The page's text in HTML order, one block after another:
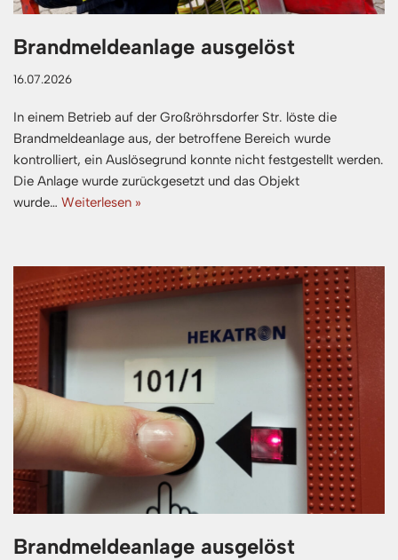
Brandmeldeanlage ausgelöst
16.07.2026
In einem Betrieb auf der Großröhrsdorfer Str. löste die
Brandmeldeanlage aus, der betroffene Bereich wurde
kontrolliert, ein Auslösegrund konnte nicht festgestellt werden.
Die Anlage wurde zurückgesetzt und das Objekt
wurde… Weiterlesen »
Brandmeldeanlage ausgelöst